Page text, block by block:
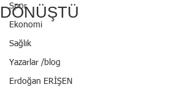
Spor
Ekonomi
Sağlık
Yazarlar /blog
Erdoğan ERİŞEN
DÖNÜŞTÜ